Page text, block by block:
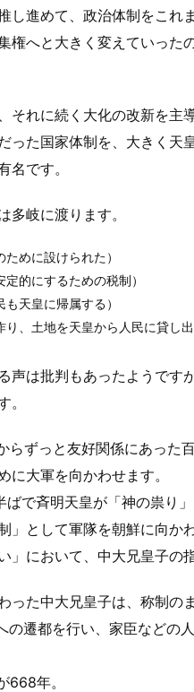
し進めて、政治体制をこれ
権へと大きく変えていった
それに続く大化の改新を主導
った国家体制を、大きく天
名です。
多岐に渡ります。
めに設けられた）
的にするための税制）
天皇に帰属する）
、土地を天皇から人民に貸し出
声は批判もあったようです
。
らずっと友好関係にあった
に大軍を向かわせます。
ばで斉明天皇が「神の祟り
」として軍隊を朝鮮に向か
」において、中大兄皇子の
った中大兄皇子は、称制の
の遷都を行い、家臣などの
668年。